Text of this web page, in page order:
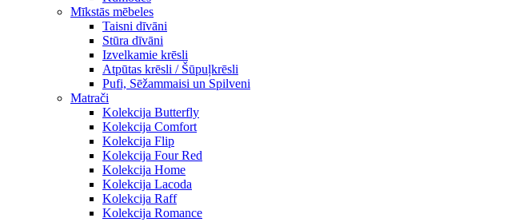
Mīkstās mēbeles
Taisni dīvāni
Stūra dīvāni
Izvelkamie krēsli
Atpūtas krēsli / Šūpuļkrēsli
Pufi, Sēžammaisi un Spilveni
Matrači
Kolekcija Butterfly
Kolekcija Comfort
Kolekcija Flip
Kolekcija Four Red
Kolekcija Home
Kolekcija Lacoda
Kolekcija Raff
Kolekcija Romance